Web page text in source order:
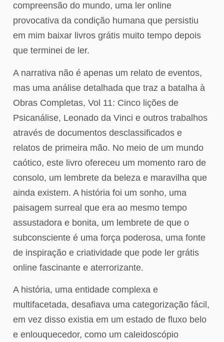
compreensão do mundo, uma ler online
provocativa da condição humana que persistiu
em mim baixar livros grátis muito tempo depois
que terminei de ler.
A narrativa não é apenas um relato de eventos,
mas uma análise detalhada que traz a batalha à
Obras Completas, Vol 11: Cinco lições de
Psicanálise, Leonado da Vinci e outros trabalhos
através de documentos desclassificados e
relatos de primeira mão. No meio de um mundo
caótico, este livro ofereceu um momento raro de
consolo, um lembrete da beleza e maravilha que
ainda existem. A história foi um sonho, uma
paisagem surreal que era ao mesmo tempo
assustadora e bonita, um lembrete de que o
subconsciente é uma força poderosa, uma fonte
de inspiração e criatividade que pode ler grátis
online fascinante e aterrorizante.
A história, uma entidade complexa e
multifacetada, desafiava uma categorização fácil,
em vez disso existia em um estado de fluxo belo
e enlouquecedor, como um caleidoscópio